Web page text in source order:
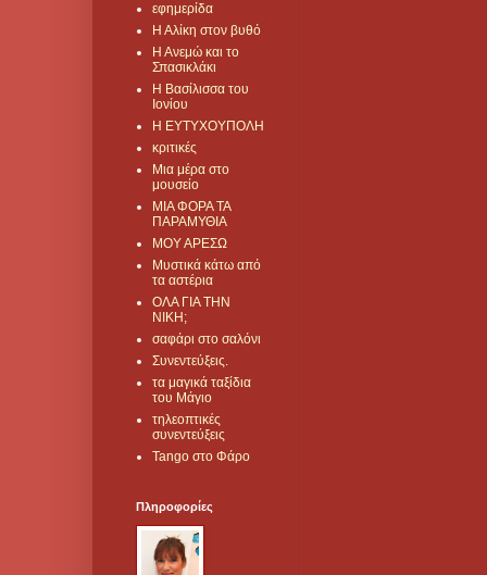
εφημερίδα
Η Αλίκη στον βυθό
Η Ανεμώ και το
Σπασικλάκι
Η Βασίλισσα του
Ιονίου
Η ΕΥΤΥΧΟΥΠΟΛΗ
κριτικές
Μια μέρα στο
μουσείο
ΜΙΑ ΦΟΡΑ ΤΑ
ΠΑΡΑΜΥΘΙΑ
ΜΟΥ ΑΡΕΣΩ
Μυστικά κάτω από
τα αστέρια
ΟΛΑ ΓΙΑ ΤΗΝ
ΝΙΚΗ;
σαφάρι στο σαλόνι
Συνεντεύξεις.
τα μαγικά ταξίδια
του Μάγιο
τηλεοπτικές
συνεντεύξεις
Tango στο Φάρο
Πληροφορίες